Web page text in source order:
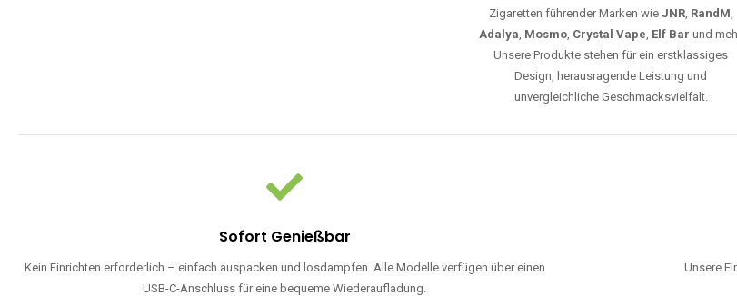
Zigaretten führender Marken wie JNR, RandM,
Adalya, Mosmo, Crystal Vape, Elf Bar und
Unsere Produkte stehen für ein erstklassiges
Design, herausragende Leistung und
unvergleichliche Geschmacksvielfalt.
Sofort Genießbar
Kein Einrichten erforderlich – einfach auspacken und losdampfen. Alle Modelle verfügen über einen
USB-C-Anschluss für eine bequeme Wiederaufladung.
Unsere